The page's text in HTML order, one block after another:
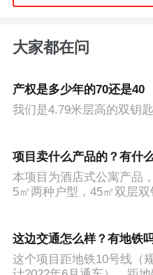
大家都在问
产权是多少年的70还是40
我们是4.79米层高的双钥
项目卖什么产品的？有什
本项目为酒店式公寓产品
5㎡两种户型，45㎡双层
这边交通怎么样？有地铁
这个项目距地铁10号线（